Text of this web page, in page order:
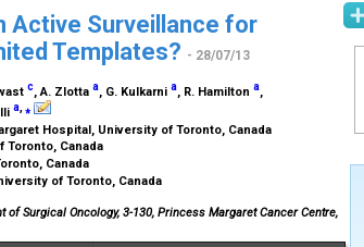
Active Surveillance for
Templates? - 28/07/13
c, A. Zlotta a, G. Kulkarni a, R. Hamilton a,
a ⁎
Hospital, University of Toronto, Canada
Toronto, Canada
Canada
of Toronto, Canada
Surgical Oncology, 3-130, Princess Margaret Cancer Centre,